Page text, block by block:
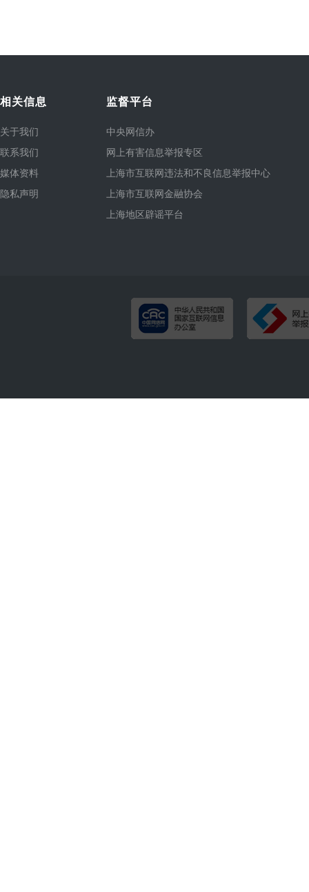
相关信息
关于我们
联系我们
媒体资料
隐私声明
监督平台
中央网信办
网上有害信息举报专区
上海市互联网违法和不良信息举报中心
上海市互联网金融协会
上海地区辟谣平台